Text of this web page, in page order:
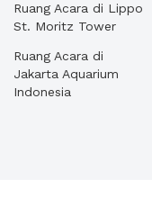
Ruang Acara di Lippo
St. Moritz Tower
Ruang Acara di
Jakarta Aquarium
Indonesia